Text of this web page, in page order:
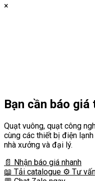
×
Bạn cần báo giá
Quạt vuông, quạt công
cùng các thiết bị điện
nhà xưởng và đại lý.
📄 Nhận báo giá nhanh
📖 Tải catalogue ⚙️ Tư